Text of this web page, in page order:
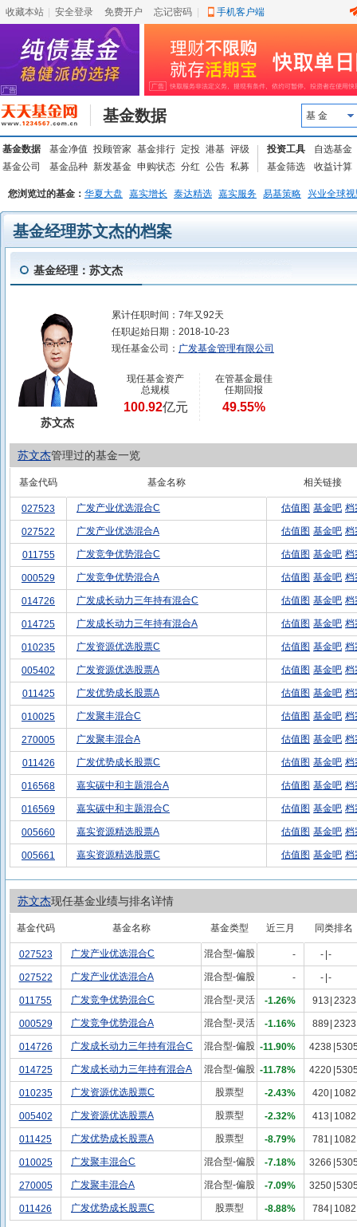
收藏本站 安全登录 免费开户 忘记密码 手机客户端
基金数据 基 金
基金数据 基金净值 投顾管家 基金排行 定投 港基 评级
基金公司
基金品种 新发基金 申购状态 分红 公告 私募
投资工具
自选基金
基金筛选
收益计算
您浏览过的基金： 华夏大盘 嘉实增长 泰达精选 嘉实服务 易基策略 兴业全球
基金经理苏文杰的档案
基金经理：苏文杰
苏文杰
累计任职时间： 7年又92天
任职起始日期： 2018-10-23
现任基金公司： 广发基金管理有限公司
现任基金资产
总规模
100.92亿元
在管基金最佳
任期回报
49.55%
苏文杰管理过的基金一览
基金代码 基金名称 相关链接
027523 广发产业优选混合C 估值图 基金吧 档
027522 广发产业优选混合A 估值图 基金吧 档
011755 广发竞争优势混合C 估值图 基金吧 档
000529 广发竞争优势混合A 估值图 基金吧 档
014726 广发成长动力三年持有混合C 估值图 基金吧 档
014725 广发成长动力三年持有混合A 估值图 基金吧 档
010235 广发资源优选股票C 估值图 基金吧 档
005402 广发资源优选股票A 估值图 基金吧 档
011425 广发优势成长股票A 估值图 基金吧 档
010025 广发聚丰混合C 估值图 基金吧 档
270005 广发聚丰混合A 估值图 基金吧 档
011426 广发优势成长股票C 估值图 基金吧 档
016568 嘉实碳中和主题混合A 估值图 基金吧 档
016569 嘉实碳中和主题混合C 估值图 基金吧 档
005660 嘉实资源精选股票A 估值图 基金吧 档
005661 嘉实资源精选股票C 估值图 基金吧 档
苏文杰现任基金业绩与排名详情
基金代码 基金名称 基金类型 近三月 同类排名
027523 广发产业优选混合C 混合型-偏股 - - -
027522 广发产业优选混合A 混合型-偏股 - - -
011755 广发竞争优势混合C 混合型-灵活 -1.26% 913 2323
000529 广发竞争优势混合A 混合型-灵活 -1.16% 889 2323
014726 广发成长动力三年持有混合C 混合型-偏股 -11.90% 4238
014725 广发成长动力三年持有混合A 混合型-偏股 -11.78% 4220
010235 广发资源优选股票C 股票型 -2.43% 420 1082
005402 广发资源优选股票A 股票型 -2.32% 413 1082
011425 广发优势成长股票A 股票型 -8.79% 781 1082
010025 广发聚丰混合C 混合型-偏股 -7.18% 3266
270005 广发聚丰混合A 混合型-偏股 -7.09% 3250
011426 广发优势成长股票C 股票型 -8.88% 784 1082